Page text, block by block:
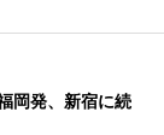
岡発、新宿に続